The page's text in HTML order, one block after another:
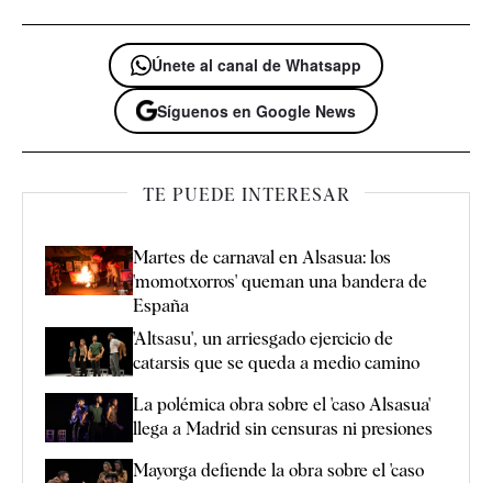
Únete al canal de Whatsapp
Síguenos en Google News
TE PUEDE INTERESAR
Martes de carnaval en Alsasua: los
'momotxorros' queman una bandera de
España
'Altsasu', un arriesgado ejercicio de
catarsis que se queda a medio camino
La polémica obra sobre el 'caso Alsasua'
llega a Madrid sin censuras ni presiones
Mayorga defiende la obra sobre el 'caso